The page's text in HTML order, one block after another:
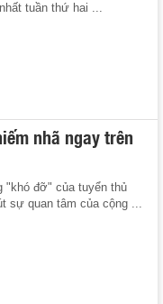
tuần thứ hai ...
nhã ngay trên
"khó đỡ" của tuyển thủ
sự quan tâm của cộng ...